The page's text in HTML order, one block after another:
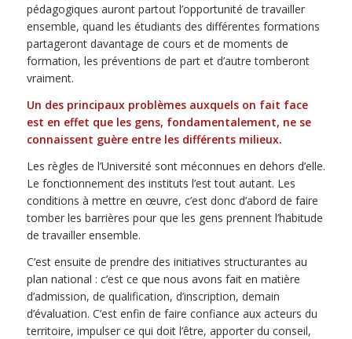
pédagogiques auront partout l’opportunité de travailler
ensemble, quand les étudiants des différentes formations
partageront davantage de cours et de moments de
formation, les préventions de part et d’autre tomberont
vraiment.
Un des principaux problèmes auxquels on fait face
est en effet que les gens, fondamentalement, ne se
connaissent guère entre les différents milieux.
Les règles de l’Université sont méconnues en dehors d’elle.
Le fonctionnement des instituts l’est tout autant. Les
conditions à mettre en œuvre, c’est donc d’abord de faire
tomber les barrières pour que les gens prennent l’habitude
de travailler ensemble.
C’est ensuite de prendre des initiatives structurantes au
plan national : c’est ce que nous avons fait en matière
d’admission, de qualification, d’inscription, demain
d’évaluation. C’est enfin de faire confiance aux acteurs du
territoire, impulser ce qui doit l’être, apporter du conseil,